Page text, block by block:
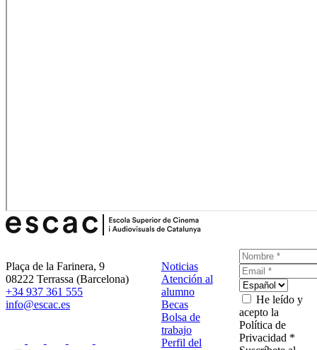
Plaça de la Farinera, 9
08222 Terrassa (Barcelona)
+34 937 361 555
info@escac.es
Noticias
Atención al
alumno
Becas
Bolsa de
trabajo
Perfil del
He leído y
acepto la
Política de
Privacidad *